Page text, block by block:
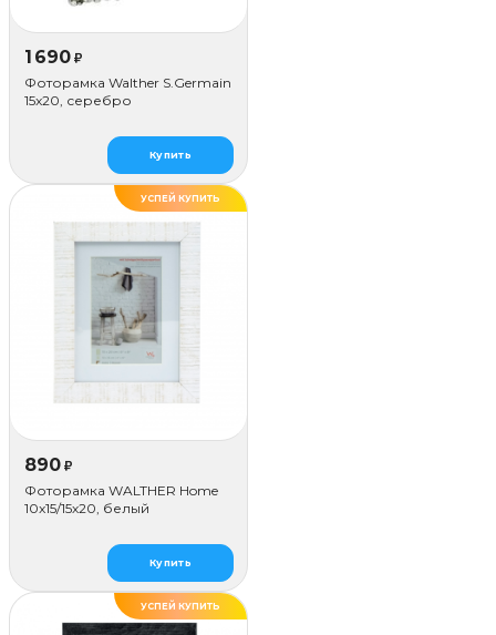
1 690 ₽
Фоторамка Walther S.Germain
15x20, серебро
Купить
УСПЕЙ КУПИТЬ
890 ₽
Фоторамка WALTHER Home
10x15/15х20, белый
Купить
УСПЕЙ КУПИТЬ